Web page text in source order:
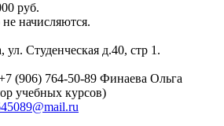
руб.
начисляются.
Студенческая д.40, стр 1.
(906) 764-50-89 Финаева Ольга
учебных курсов)